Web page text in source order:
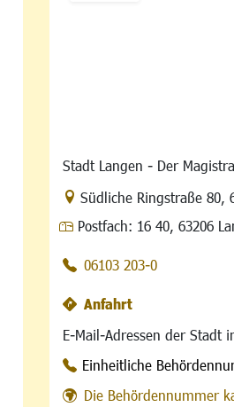
Stadt Langen - Der
Link zur Google-Maps
Südliche Ringstraße 80,
Postfach: 16 40, 63206
06103 203-0
Anfahrt
E-Mail-Adressen der Stadt
Einheitliche
Die Behördennummer